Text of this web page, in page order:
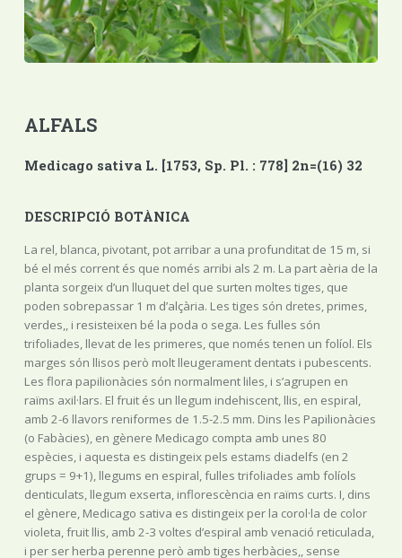
ALFALS
Medicago sativa L. [1753, Sp. Pl. : 778] 2n=(16) 32
DESCRIPCIÓ BOTÀNICA
La rel, blanca, pivotant, pot arribar a una profunditat de 15 m, si
bé el més corrent és que només arribi als 2 m. La part aèria de la
planta sorgeix d’un lluquet del que surten moltes tiges, que
poden sobrepassar 1 m d’alçària. Les tiges són dretes, primes,
verdes,, i resisteixen bé la poda o sega. Les fulles són
trifoliades, llevat de les primeres, que només tenen un folíol. Els
marges són llisos però molt lleugerament dentats i pubescents.
Les flora papilionàcies són normalment liles, i s’agrupen en
raïms axil·lars. El fruit és un llegum indehiscent, llis, en espiral,
amb 2-6 llavors reniformes de 1.5-2.5 mm. Dins les Papilionàcies
(o Fabàcies), en gènere Medicago compta amb unes 80
espècies, i aquesta es distingeix pels estams diadelfs (en 2
grups = 9+1), llegums en espiral, fulles trifoliades amb folíols
denticulats, llegum exserta, inflorescència en raïms curts. I, dins
el gènere, Medicago sativa es distingeix per la corol·la de color
violeta, fruit llis, amb 2-3 voltes d’espiral amb venació reticulada,
i per ser herba perenne però amb tiges herbàcies,, sense